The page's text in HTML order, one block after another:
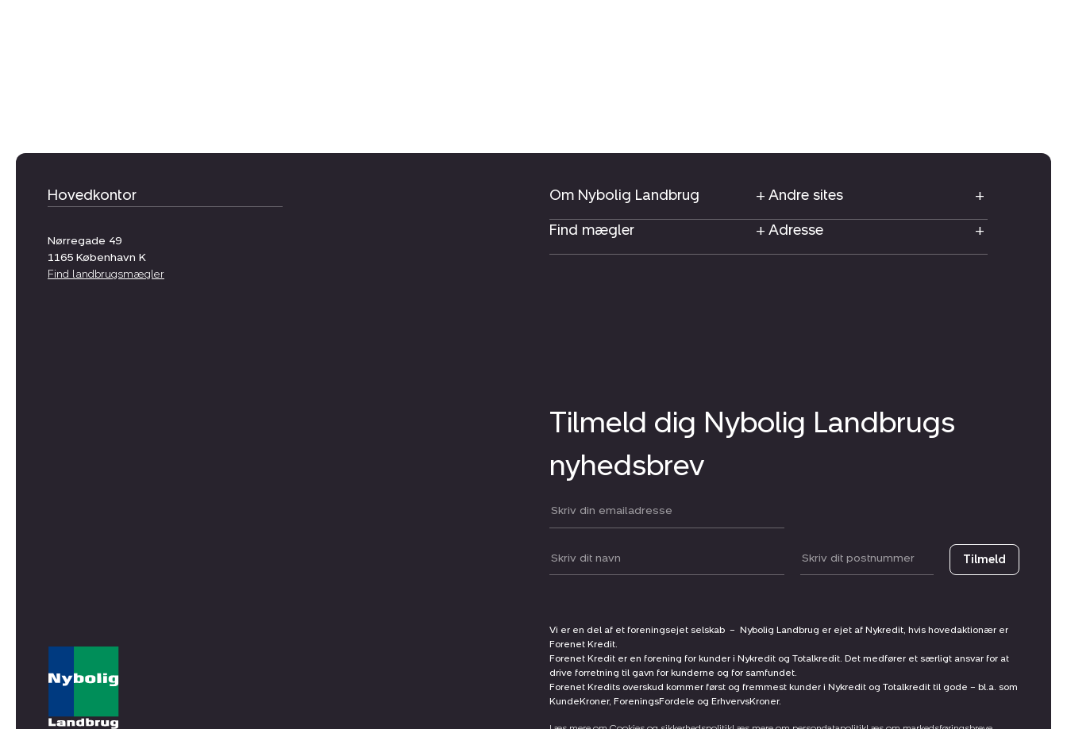
Hovedkontor
Nørregade 49
1165 København K
Find landbrugsmægler
Om Nybolig Landbrug
Andre sites
Find mægler
Adresse
Tilmeld dig Nybolig Landbrugs
nyhedsbrev
Din email:
Dit navn: Postnummer Tilmeld
Vi er en del af et foreningsejet selskab – Nybolig Landbrug er ejet af Nykredit, hvis hovedaktionær er
Forenet Kredit.
Forenet Kredit er en forening for kunder i Nykredit og Totalkredit. Det medfører et særligt ansvar for at
drive forretning til gavn for kunderne og for samfundet.
Forenet Kredits overskud kommer først og fremmest kunder i Nykredit og Totalkredit til gode – bl.a. som
KundeKroner, ForeningsFordele og ErhvervsKroner.